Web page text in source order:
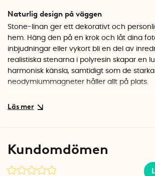
Naturlig design på väggen
Stone-linan ger ett dekorativt och
hem. Häng den på en krok och låt dina
inbjudningar eller vykort bli en del av
realistiska stenarna i polyresin skapar en
harmonisk känsla, samtidigt som de starka
neodymiummagneter håller allt på plats.
Flexibel korthållare för goda minnen
utan att behöva rama in allting. Stenarna
önskar.
Kundomdömen